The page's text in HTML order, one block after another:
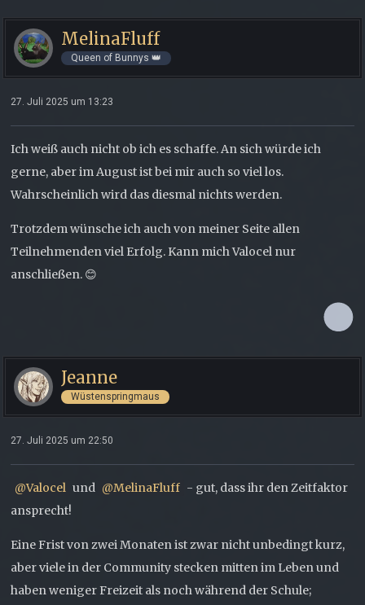
MelinaFluff
Queen of Bunnys 👑
27. Juli 2025 um 13:23
Ich weiß auch nicht ob ich es schaffe. An sich würde ich
gerne, aber im August ist bei mir auch so viel los.
Wahrscheinlich wird das diesmal nichts werden.
Trotzdem wünsche ich auch von meiner Seite allen
Teilnehmenden viel Erfolg. Kann mich Valocel nur
anschließen. 😊
Jeanne
Wüstenspringmaus
27. Juli 2025 um 22:50
Valocel und MelinaFluff - gut, dass ihr den Zeitfaktor
ansprecht!
Eine Frist von zwei Monaten ist zwar nicht unbedingt kurz,
aber viele in der Community stecken mitten im Leben und
haben weniger Freizeit als noch während der Schule;